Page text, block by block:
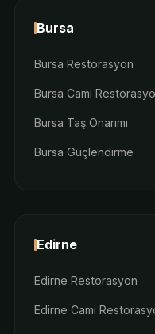
Bursa
Bursa Restorasyon
Bursa Cami
Bursa Taş Onarımı
Bursa Güçlendirme
Edirne
Edirne Restorasyon
Edirne Cami